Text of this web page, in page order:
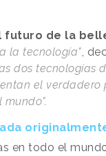
futuro de la
la tecnología" ,
dos tecnologías
el verdadero
en todo el